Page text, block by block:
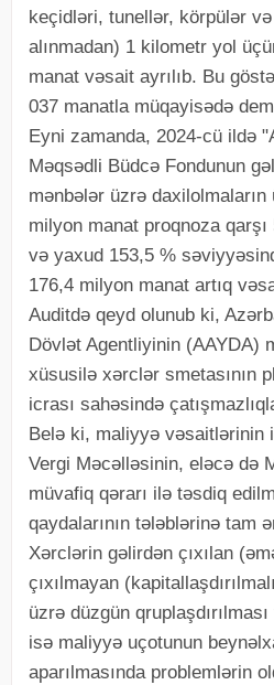
keçidləri, tunellər, körpülər
alınmadan) 1 kilometr yol
manat vəsait ayrılıb. Bu
037 manatla müqayisədə
Eyni zamanda, 2024-cü ildə
Məqsədli Büdcə Fondunun
mənbələr üzrə
milyon manat proqnoza
və yaxud 153,5 %
176,4 milyon manat artıq
Auditdə qeyd olunub ki,
Dövlət Agentliyinin (AAYDA)
xüsusilə xərclər smetasının
icrası sahəsində
Belə ki, maliyyə vəsaitlərinin
Vergi Məcəlləsinin, eləcə də
müvafiq qərarı ilə təsdiq
qaydalarının tələblərinə tam
Xərclərin gəlirdən çıxılan
çıxılmayan
üzrə düzgün
isə maliyyə uçotunun
aparılmasında problemlərin